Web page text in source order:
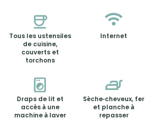
Tous les ustensiles
de cuisine,
couverts et
torchons
Internet
Draps de lit et
accès à une
machine à laver
Sèche-cheveux, fer
et planche à
repasser